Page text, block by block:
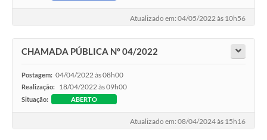
Arquivos para Download
Links
Enquete
Atualizado em: 04/05/2022 às 10h56
CHAMADA PÚBLICA Nº 04/2022
Postagem: 04/04/2022 às 08h00
Realização: 18/04/2022 às 09h00
Situação: ABERTO
Atualizado em: 08/04/2024 às 15h16